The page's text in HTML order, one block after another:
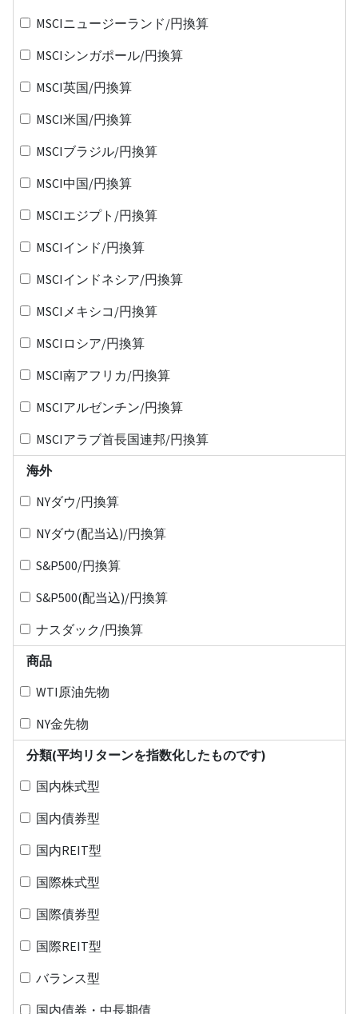
MSCIニュージーランド/円換算
MSCIシンガポール/円換算
MSCI英国/円換算
MSCI米国/円換算
MSCIブラジル/円換算
MSCI中国/円換算
MSCIエジプト/円換算
MSCIインド/円換算
MSCIインドネシア/円換算
MSCIメキシコ/円換算
MSCIロシア/円換算
MSCI南アフリカ/円換算
MSCIアルゼンチン/円換算
MSCIアラブ首長国連邦/円換算
海外
NYダウ/円換算
NYダウ(配当込)/円換算
S&P500/円換算
S&P500(配当込)/円換算
ナスダック/円換算
商品
WTI原油先物
NY金先物
分類(平均リターンを指数化したものです)
国内株式型
国内債券型
国内REIT型
国際株式型
国際債券型
国際REIT型
バランス型
国内債券・中長期債